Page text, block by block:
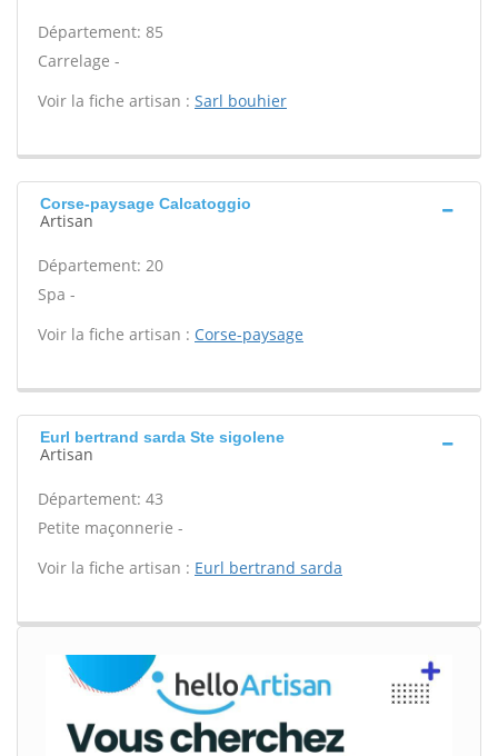
Département: 85
Carrelage -
Voir la fiche artisan : Sarl bouhier
Corse-paysage Calcatoggio
Artisan
Département: 20
Spa -
Voir la fiche artisan : Corse-paysage
Eurl bertrand sarda Ste sigolene
Artisan
Département: 43
Petite maçonnerie -
Voir la fiche artisan : Eurl bertrand sarda